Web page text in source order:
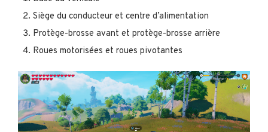
Siège du conducteur et centre d’alimentation
Protège-brosse avant et protège-brosse arrière
Roues motorisées et roues pivotantes